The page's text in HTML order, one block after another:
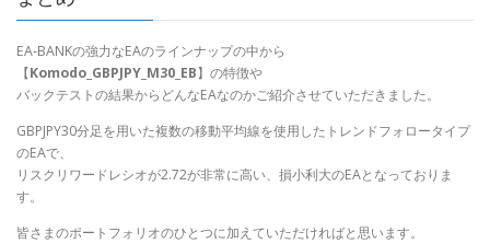
EA-BANKの強力なEAのラインナップの中から
【Komodo_GBPJPY_M30_EB】の特徴や
バックテストの結果からどんなEAなのかご紹介させていただきました。
GBPJPY30分足を用いた複数の移動平均線を使用したトレンドフォロータイプ
のEAで、
リスクリワードレシオが2.72が非常に高い、損小利大のEAとなっておりま
す。
皆さまのポートフォリオのひとつに加えていただければと思います。